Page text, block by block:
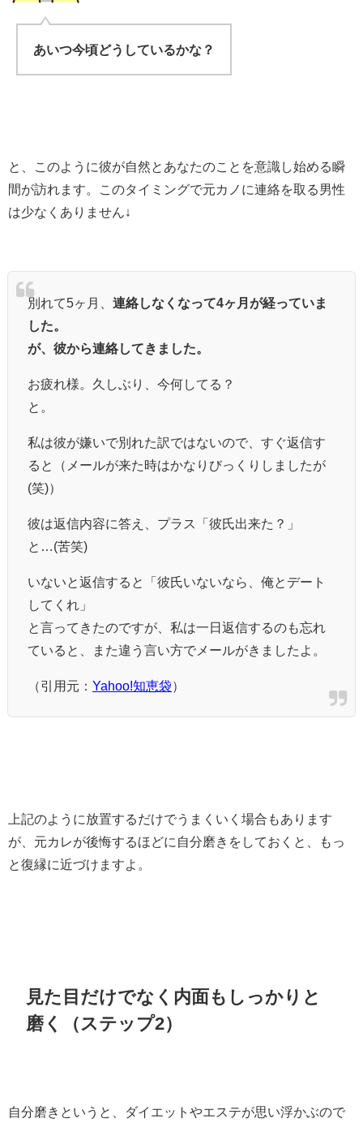
あいつ今頃どうしているかな？
と、このように彼が自然とあなたのことを意識し始める瞬
間が訪れます。このタイミングで元カノに連絡を取る男性
は少なくありません↓
別れて5ヶ月、 連絡しなくなって4ヶ月が経っていま
した。
が、彼から連絡してきました。
お疲れ様。久しぶり、今何してる？
と。
私は彼が嫌いで別れた訳ではないので、すぐ返信す
ると（メールが来た時はかなりびっくりしましたが
(笑)）
彼は返信内容に答え、プラス「彼氏出来た？」
と…(苦笑)
いないと返信すると「彼氏いないなら、俺とデート
してくれ」
と言ってきたのですが、私は一日返信するのも忘れ
ていると、また違う言い方でメールがきましたよ。
（引用元： Yahoo!知恵袋）
上記のように放置するだけでうまくいく場合もあります
が、元カレが後悔するほどに自分磨きをしておくと、もっ
と復縁に近づけますよ。
見た目だけでなく内面もしっかりと
磨く（ステップ2）
自分磨きというと、ダイエットやエステが思い浮かぶので